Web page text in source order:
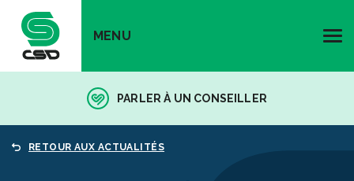
MENU
PARLER À UN CONSEILLER
RETOUR AUX ACTUALITÉS